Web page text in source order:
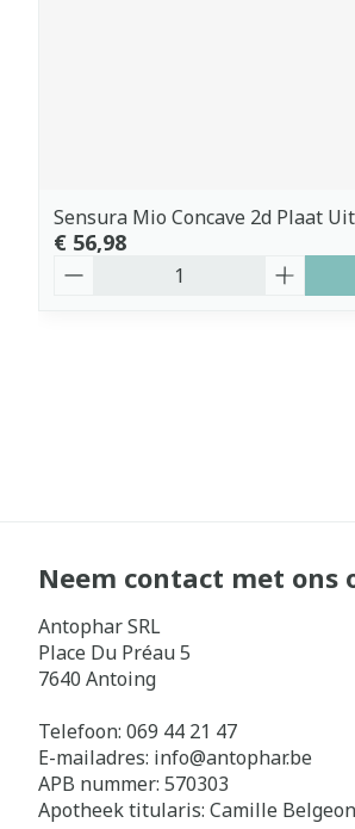
Sensura Mio Concave 2d Plaat
€ 56,98
Neem contact met ons
Antophar SRL
Place Du Préau 5
7640 Antoing
Telefoon: 069 44 21 47
E-mailadres: info@antophar.be
APB nummer: 570303
Apotheek titularis: Camille